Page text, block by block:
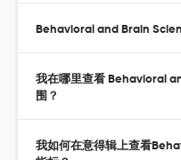
Behavioral and Brain
我在哪里查看 Behavioral
围？
我如何在意得辑上查看